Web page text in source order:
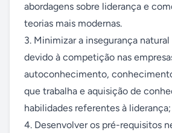
abordagens sobre liderança e
teorias mais modernas.
3. Minimizar a insegurança
devido à competição nas
autoconhecimento,
que trabalha e aquisição de
habilidades referentes à liderança;
4. Desenvolver os pré-requisitos